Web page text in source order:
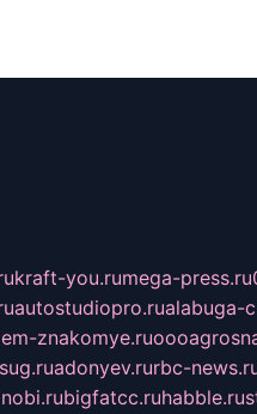
kraft-you.rumega-press.ru
autostudiopro.rualabuga-
znakomye.ru
adonyev.rurbc-
bigfatcc.ruhabble.ru